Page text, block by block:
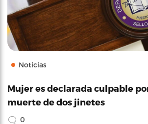
Noticias
Mujer es declarada culpable
muerte de dos jinetes
0